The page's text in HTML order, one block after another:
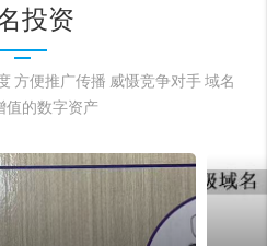
投资
方便推广传播 威慑竞争对手 域名
值的数字资产